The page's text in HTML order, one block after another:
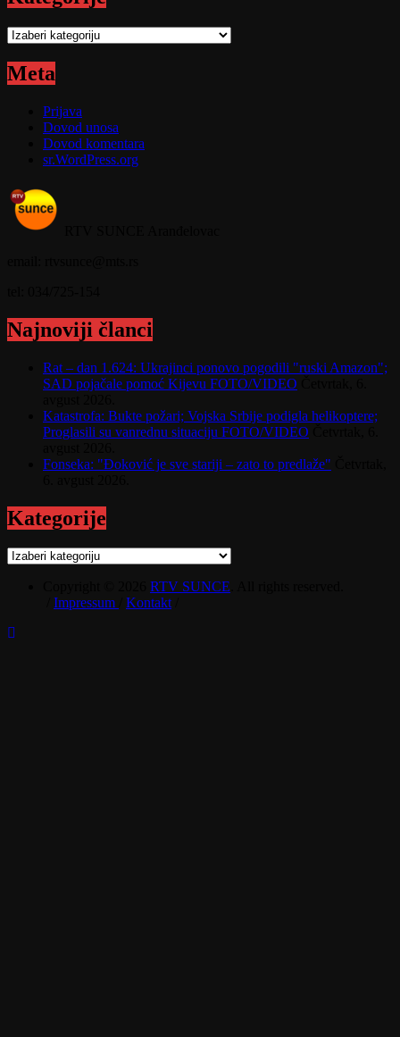
Kategorije
Meta
Prijava
Dovod unosa
Dovod komentara
sr.WordPress.org
Najnoviji članci
Rat – dan 1.624: Ukrajinci ponovo pogodili "ruski Amazon";
SAD pojačale pomoć Kijevu FOTO/VIDEO
Katastrofa: Bukte požari; Vojska Srbije podigla helikoptere;
Proglasili su vanrednu situaciju FOTO/VIDEO
Fonseka: "Đoković je sve stariji – zato to predlaže"
Kategorije
Kategorije
RTV SUNCE
Impressum Kontakt/